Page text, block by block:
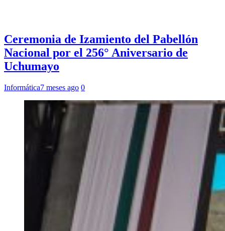
Ceremonia de Izamiento del Pabellón
Nacional por el 256° Aniversario de
Uchumayo
Informática7 meses ago 0